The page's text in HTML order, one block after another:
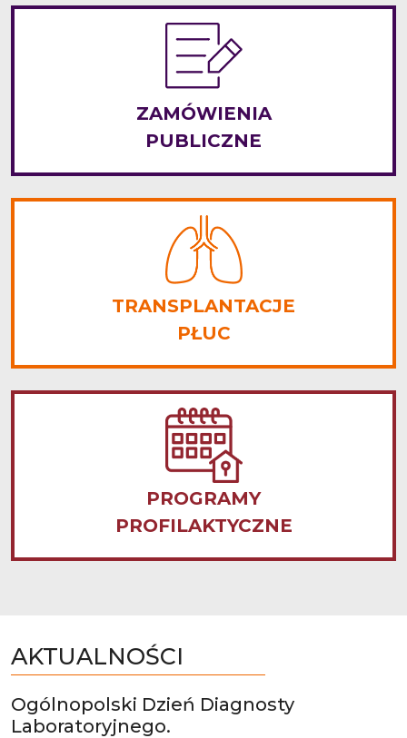
ZAMÓWIENIA
PUBLICZNE
TRANSPLANTACJE
PŁUC
PROGRAMY
PROFILAKTYCZNE
AKTUALNOŚCI
Ogólnopolski Dzień Diagnosty
Laboratoryjnego.